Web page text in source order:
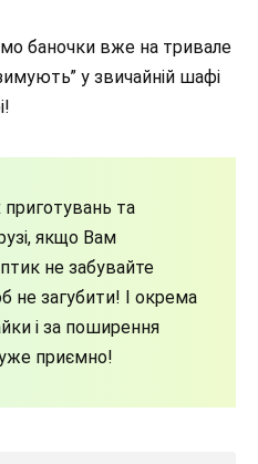
баночки вже на тривале
у звичайній шафі
та
якщо Вам
не забувайте
не загубити! І окрема
і за поширення
приємно!